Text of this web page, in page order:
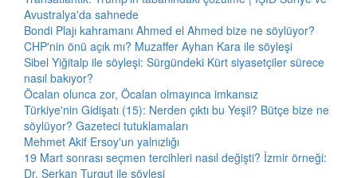
Avustralya'da sahnede
Bondi Plajı kahramanı Ahmed el Ahmed bize ne söylüyor?
CHP'nin önü açık mı? Muzaffer Ayhan Kara ile söyleşi
Sibel Yiğitalp ile söyleşi: Sürgündeki Kürt siyasetçiler sürece
nasıl bakıyor?
Öcalan olunca zor, Öcalan olmayınca imkansız
Türkiye'nin Gidişatı (15): Nerden çıktı bu Yeşil? Bütçe bize ne
söylüyor? Gazeteci tutuklamaları
Mehmet Akif Ersoy'un yalnızlığı
19 Mart sonrası seçmen tercihleri nasıl değişti? İzmir örneği:
Dr. Serkan Turgut ile söyleşi